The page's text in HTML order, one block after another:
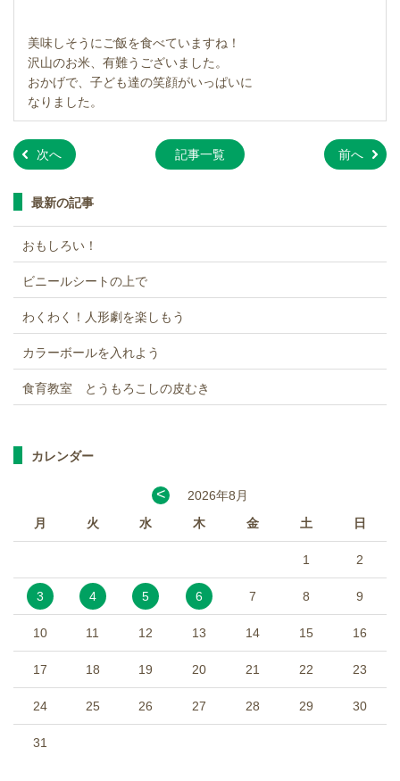
美味しそうにご飯を食べていますね！
沢山のお米、有難うございました。
おかげで、子ども達の笑顔がいっぱいに
なりました。
記事一覧 前へ
»
次へ »
最新の記事
おもしろい！
ビニールシートの上で
わくわく！人形劇を楽しもう
カラーボールを入れよう
食育教室 とうもろこしの皮むき
カレンダー
<
2026年8月
月
火 水 木 金 土 日
1 2
3 4 5 6 7 8 9
10 11 12 13 14 15 16
17 18 19 20 21 22 23
24 25 26 27 28 29 30
31